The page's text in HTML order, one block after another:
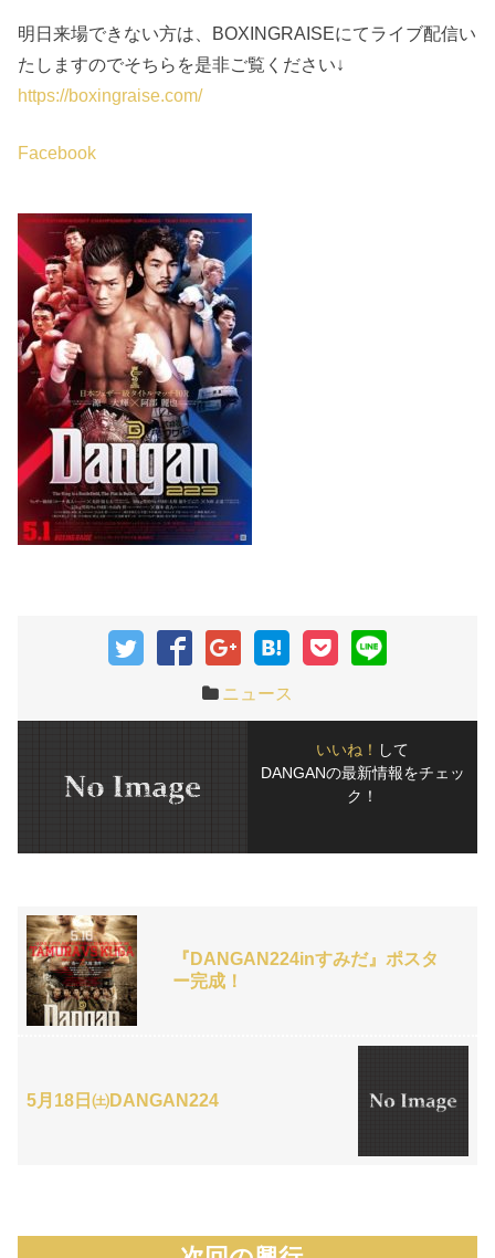
明日来場できない方は、BOXINGRAISEにてライブ配信い
たしますのでそちらを是非ご覧ください↓
https://boxingraise.com/
Facebook
ニュース
いいね！ して
DANGANの最新情報をチェッ
ク！
『DANGAN224inすみだ』ポスタ
ー完成！
5月18日㈯DANGAN224